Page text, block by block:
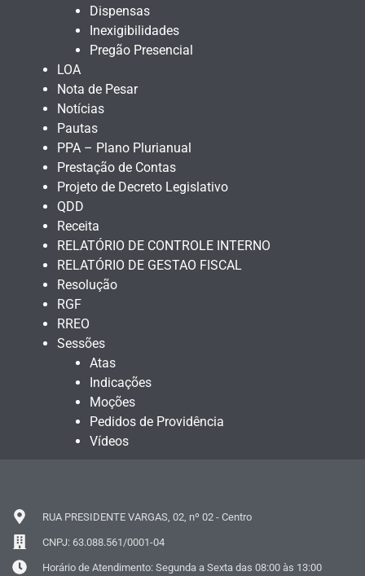
Dispensas
Inexigibilidades
Pregão Presencial
LOA
Nota de Pesar
Notícias
Pautas
PPA – Plano Plurianual
Prestação de Contas
Projeto de Decreto Legislativo
QDD
Receita
RELATÓRIO DE CONTROLE INTERNO
RELATÓRIO DE GESTAO FISCAL
Resolução
RGF
RREO
Sessões
Atas
Indicações
Moções
Pedidos de Providência
Vídeos
RUA PRESIDENTE VARGAS, 02, nº 02 - Centro
CNPJ: 63.088.561/0001-04
Horário de Atendimento: Segunda a Sexta das 08:00 às 13:00